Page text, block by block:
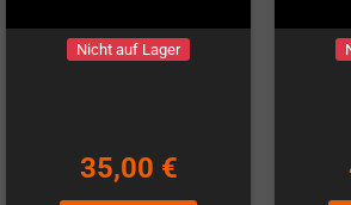
Nicht auf Lager
35,00 €